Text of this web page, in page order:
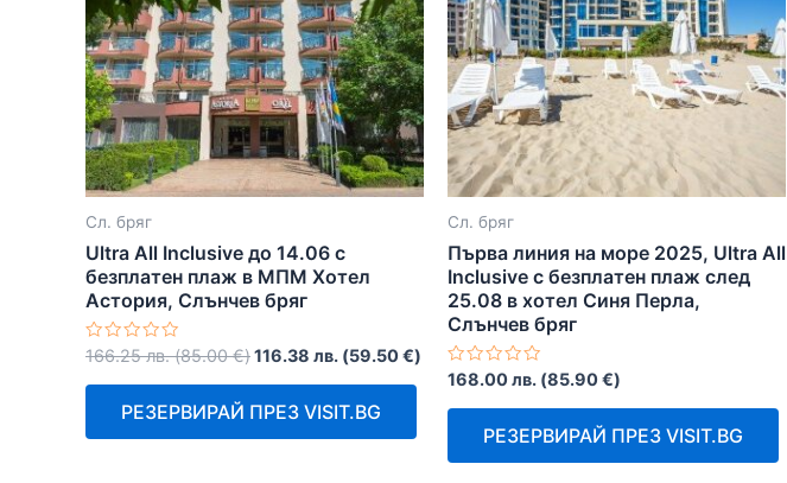
Сл. бряг
Ultra All Inclusive до 14.06 с
безплатен плаж в МПМ Хотел
Астория, Слънчев бряг
Оценено
0
166.25лв. (85.00€)116.38 лв. (59.50€)
РЕЗЕРВИРАЙ ПРЕЗ VISIT.BG
Сл. бряг
Първа линия на море 2025, Ultra All
Inclusive с безплатен плаж след
25.08 в хотел Синя Перла,
Слънчев бряг
Оценено
0
168.00лв. (85.90€)
РЕЗЕРВИРАЙ ПРЕЗ VISIT.BG